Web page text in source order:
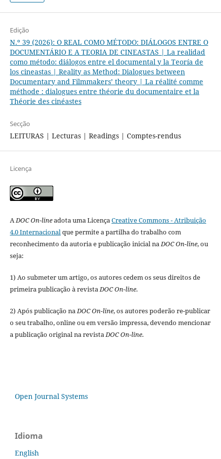
Edição
N.º 39 (2026): O REAL COMO MÉTODO: DIÁLOGOS ENTRE O
DOCUMENTÁRIO E A TEORIA DE CINEASTAS | La realidad
como método: diálogos entre el documental y la Teoría de
los cineastas | Reality as Method: Dialogues between
Documentary and Filmmakers’ theory | La réalité comme
méthode : dialogues entre théorie du documentaire et la
Théorie des cinéastes
Secção
LEITURAS | Lecturas | Readings | Comptes-rendus
Licença
ADOC On-lineadota uma LicençaCreative Commons - Atribuição
4.0 Internacionalque permite a partilha do trabalho com
reconhecimento da autoria e publicação inicial naDOC On-line, ou
seja:
1) Ao submeter um artigo, os autores cedem os seus direitos de
primeira publicação à revistaDOC On-line.
2) Após publicação naDOC On-line, os autores poderão re-publicar
o seu trabalho, online ou em versão impressa, devendo mencionar
a publicação original na revistaDOC On-line.
Open Journal Systems
Idioma
English